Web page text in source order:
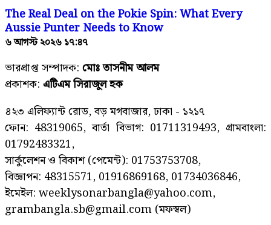
The Real Deal on the Pokie Spin: What Every
Aussie Punter Needs to Know
৬ আগস্ট ২০২৬ ১৭:৪৭
ভারপ্রাপ্ত সম্পাদক: মোঃ তাসনীম আলম
প্রকাশক: এটিএম সিরাজুল হক
৪২৩ এলিফ্যান্ট রোড, বড় মগবাজার, ঢাকা - ১২১৭
ফোন: 48319065, বার্তা বিভাগ: 01711319493, গ্রামবাংলা:
01792483321,
সার্কুলেশন ও বিকাশ (পেমেন্ট): 01753753708,
বিজ্ঞাপন: 48315571, 01916869168, 01734036846,
ইমেইল: weeklysonarbangla@yahoo.com,
grambangla.sb@gmail.com (মফস্বল)